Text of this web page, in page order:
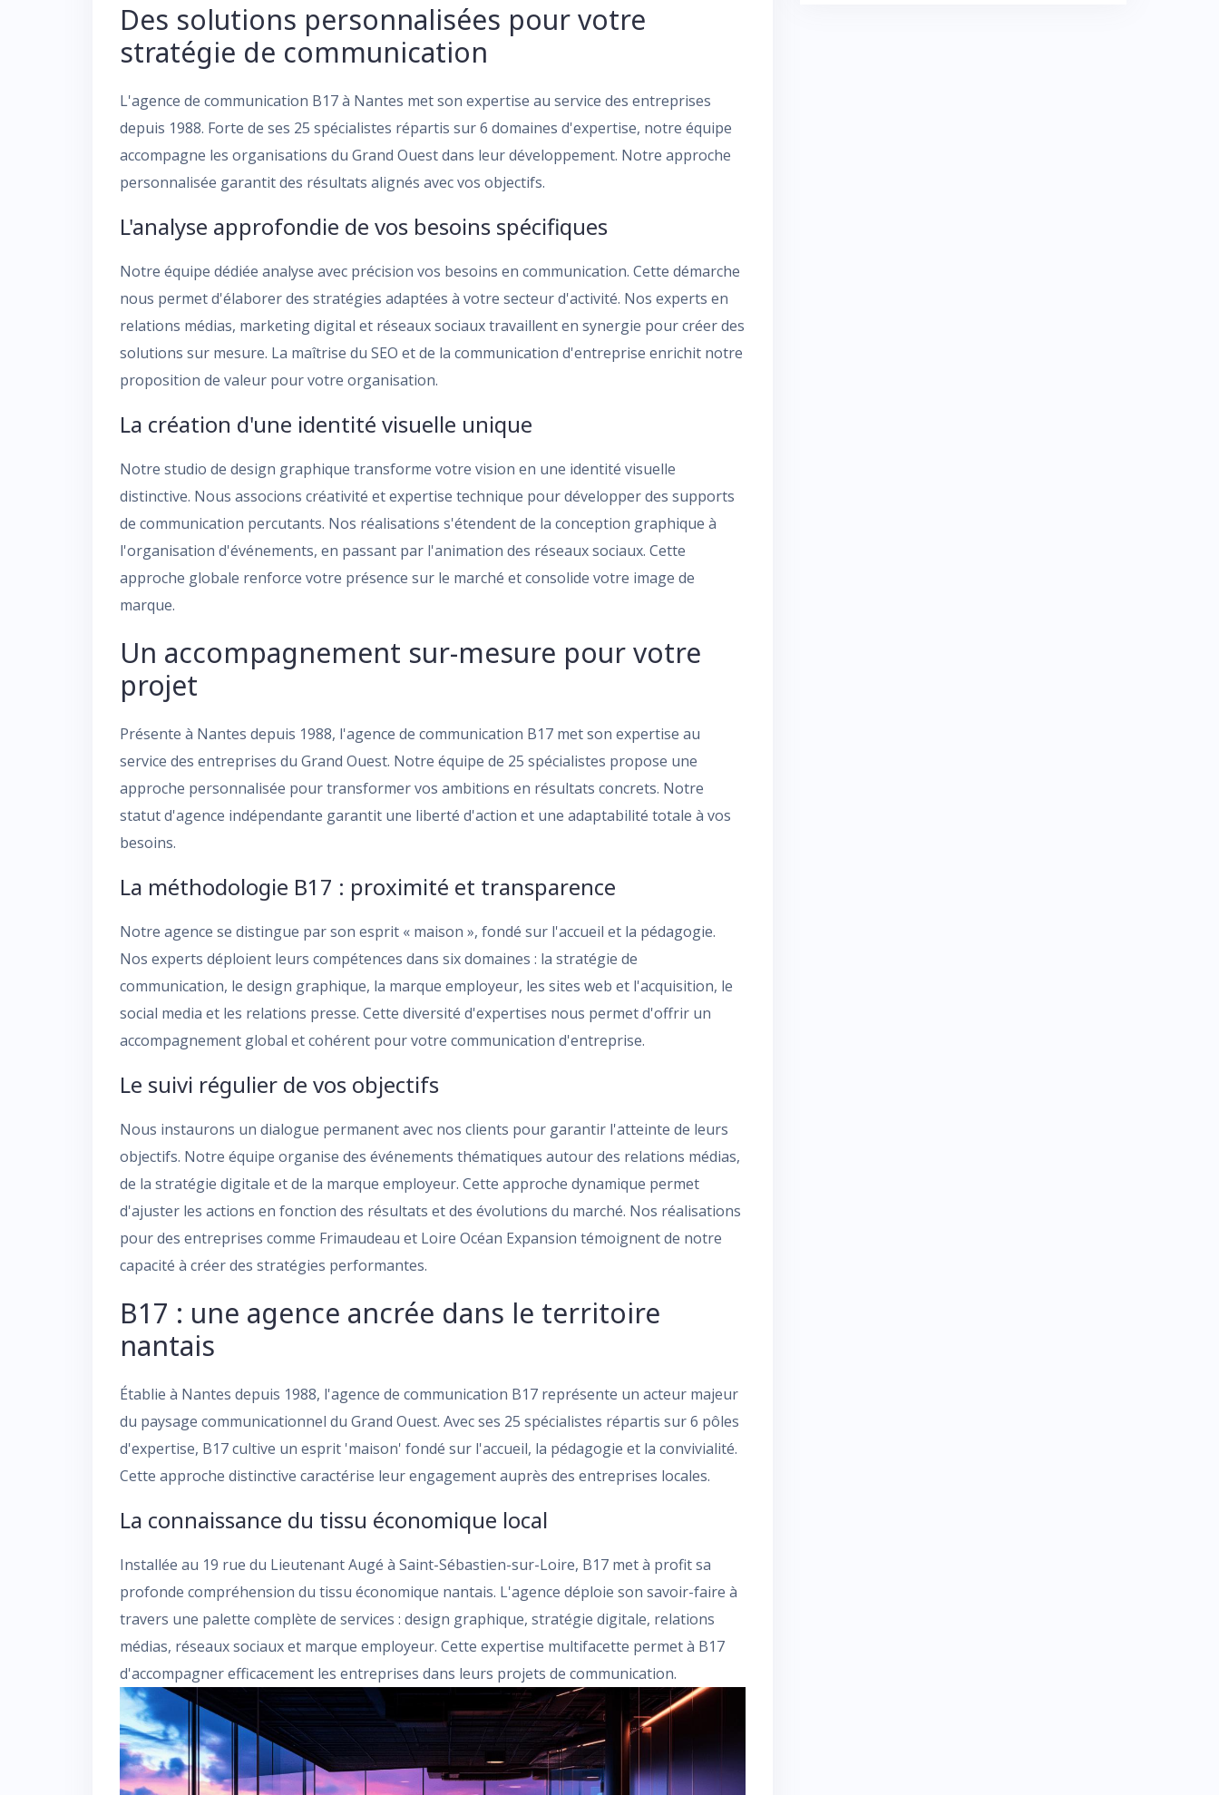
Des solutions personnalisées pour votre
stratégie de communication
L'agence de communication B17 à Nantes met son expertise au service des entreprises
depuis 1988. Forte de ses 25 spécialistes répartis sur 6 domaines d'expertise, notre équipe
accompagne les organisations du Grand Ouest dans leur développement. Notre approche
personnalisée garantit des résultats alignés avec vos objectifs.
L'analyse approfondie de vos besoins spécifiques
Notre équipe dédiée analyse avec précision vos besoins en communication. Cette démarche
nous permet d'élaborer des stratégies adaptées à votre secteur d'activité. Nos experts en
relations médias, marketing digital et réseaux sociaux travaillent en synergie pour créer des
solutions sur mesure. La maîtrise du SEO et de la communication d'entreprise enrichit notre
proposition de valeur pour votre organisation.
La création d'une identité visuelle unique
Notre studio de design graphique transforme votre vision en une identité visuelle
distinctive. Nous associons créativité et expertise technique pour développer des supports
de communication percutants. Nos réalisations s'étendent de la conception graphique à
l'organisation d'événements, en passant par l'animation des réseaux sociaux. Cette
approche globale renforce votre présence sur le marché et consolide votre image de
marque.
Un accompagnement sur-mesure pour votre
projet
Présente à Nantes depuis 1988, l'agence de communication B17 met son expertise au
service des entreprises du Grand Ouest. Notre équipe de 25 spécialistes propose une
approche personnalisée pour transformer vos ambitions en résultats concrets. Notre
statut d'agence indépendante garantit une liberté d'action et une adaptabilité totale à vos
besoins.
La méthodologie B17 : proximité et transparence
Notre agence se distingue par son esprit « maison », fondé sur l'accueil et la pédagogie.
Nos experts déploient leurs compétences dans six domaines : la stratégie de
communication, le design graphique, la marque employeur, les sites web et l'acquisition, le
social media et les relations presse. Cette diversité d'expertises nous permet d'offrir un
accompagnement global et cohérent pour votre communication d'entreprise.
Le suivi régulier de vos objectifs
Nous instaurons un dialogue permanent avec nos clients pour garantir l'atteinte de leurs
objectifs. Notre équipe organise des événements thématiques autour des relations médias,
de la stratégie digitale et de la marque employeur. Cette approche dynamique permet
d'ajuster les actions en fonction des résultats et des évolutions du marché. Nos réalisations
pour des entreprises comme Frimaudeau et Loire Océan Expansion témoignent de notre
capacité à créer des stratégies performantes.
B17 : une agence ancrée dans le territoire
nantais
Établie à Nantes depuis 1988, l'agence de communication B17 représente un acteur majeur
du paysage communicationnel du Grand Ouest. Avec ses 25 spécialistes répartis sur 6 pôles
d'expertise, B17 cultive un esprit 'maison' fondé sur l'accueil, la pédagogie et la convivialité.
Cette approche distinctive caractérise leur engagement auprès des entreprises locales.
La connaissance du tissu économique local
Installée au 19 rue du Lieutenant Augé à Saint-Sébastien-sur-Loire, B17 met à profit sa
profonde compréhension du tissu économique nantais. L'agence déploie son savoir-faire à
travers une palette complète de services : design graphique, stratégie digitale, relations
médias, réseaux sociaux et marque employeur. Cette expertise multifacette permet à B17
d'accompagner efficacement les entreprises dans leurs projets de communication.